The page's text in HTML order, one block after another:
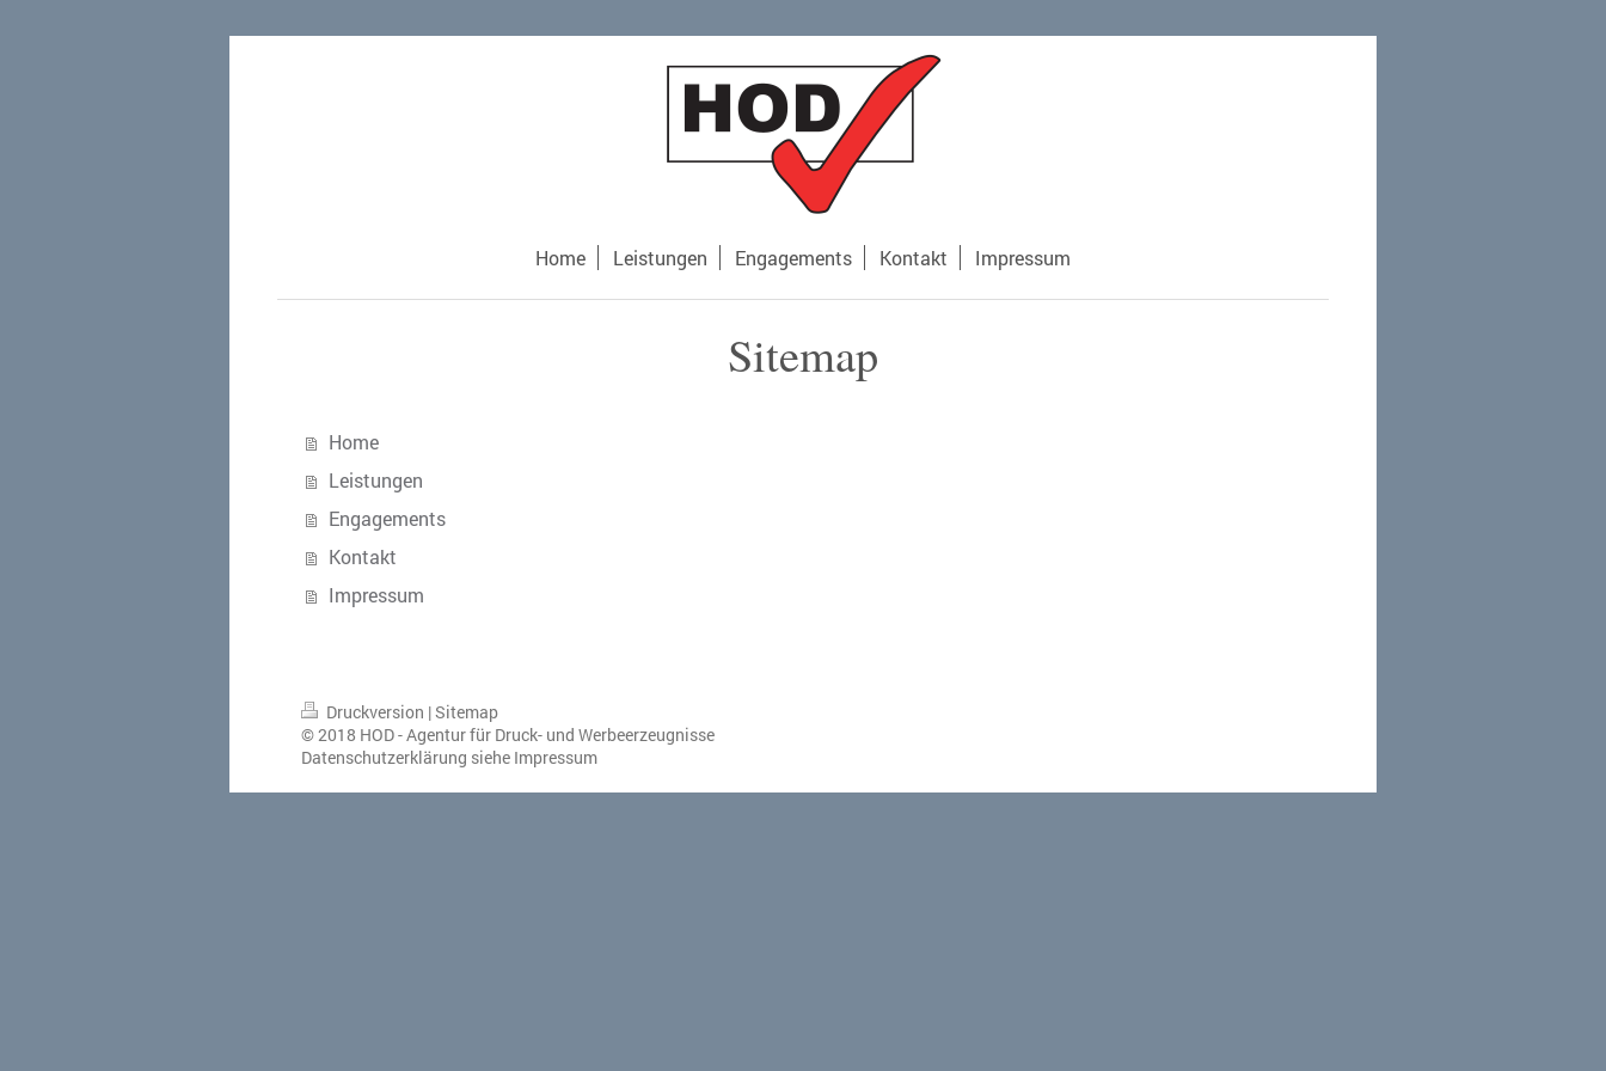
Home Leistungen Engagements Kontakt Impressum
Sitemap
Home
Leistungen
Engagements
Kontakt
Impressum
Druckversion |Sitemap
© 2018 HOD - Agentur für Druck- und Werbeerzeugnisse
Datenschutzerklärung siehe Impressum